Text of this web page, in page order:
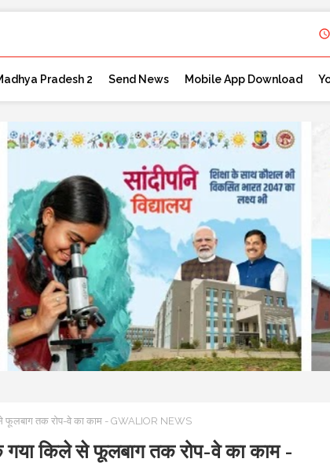
Pradesh 2 Send News Mobile App Download
से फूलबाग तक रोप-वे का काम - GWALIOR NEWS
गया किले से फूलबाग तक रोप-वे का काम -